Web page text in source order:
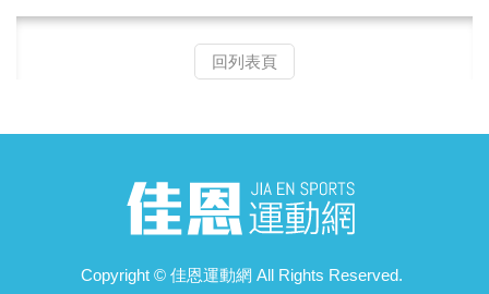
回列表頁
Copyright © 佳恩運動網 All Rights Reserved.